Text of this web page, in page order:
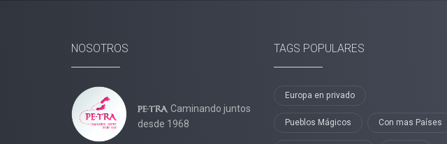
NOSOTROS
Caminando juntos
desde 1968
TAGS POPULARES
Europa en privado
Pueblos Mágicos Con mas Países